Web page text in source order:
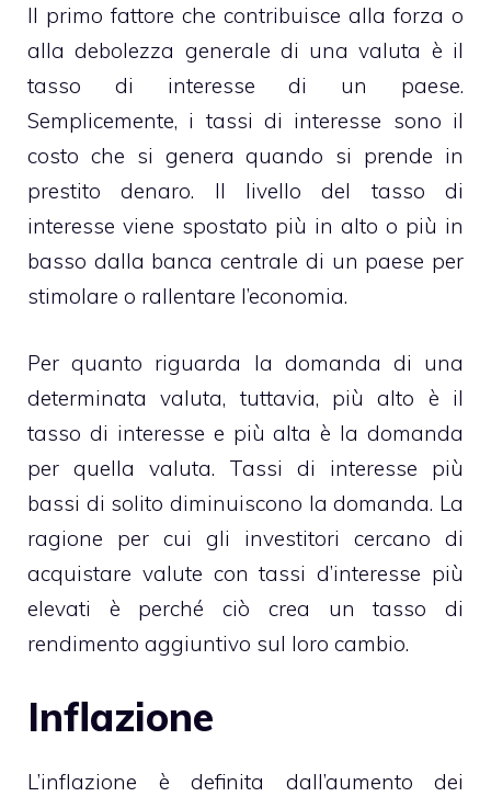
Il primo fattore che contribuisce alla forza o
alla debolezza generale di una valuta è il
tasso di interesse di un paese.
Semplicemente, i tassi di interesse sono il
costo che si genera quando si prende in
prestito denaro. Il livello del tasso di
interesse viene spostato più in alto o più in
basso dalla banca centrale di un paese per
stimolare o rallentare l’economia.
Per quanto riguarda la domanda di una
determinata valuta, tuttavia, più alto è il
tasso di interesse e più alta è la domanda
per quella valuta. Tassi di interesse più
bassi di solito diminuiscono la domanda. La
ragione per cui gli investitori cercano di
acquistare valute con tassi d’interesse più
elevati è perché ciò crea un tasso di
rendimento aggiuntivo sul loro cambio.
Inflazione
L’inflazione è definita dall’aumento dei